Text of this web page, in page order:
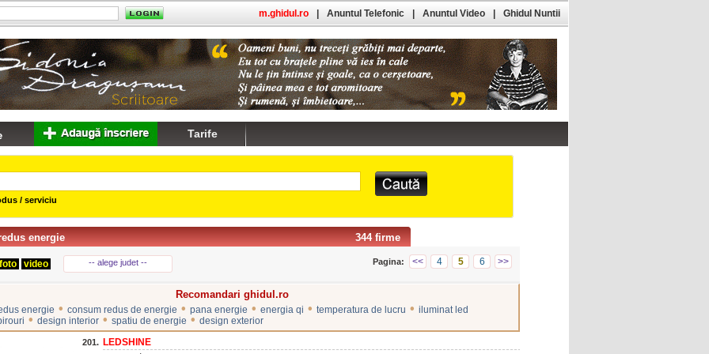
/ serviciu
344 firme
energie
video -- alege judet -- Pagina: << 4 5 6 >>
Recomandari ghidul.ro
energie • consum redus de energie • pana energie • energia qi • temperatura de lucru • iluminat led
• design interior • spatiu de energie • design exterior
201. LEDSHINE
m.ghidul.ro Anuntul Telefonic Anuntul Video Ghidul Nuntii
Tarife